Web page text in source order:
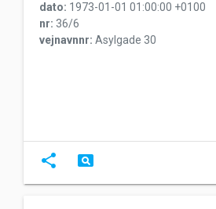
dato: 1973-01-01 01:00:00 +0100
nr: 36/6
vejnavnnr: Asylgade 30
share pageview